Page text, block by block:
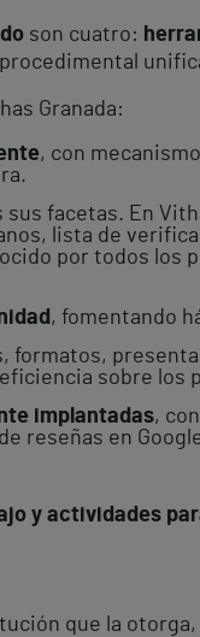
son cuatro:
Granada:
, con
sus facetas. En
lista de
por todos los
, fomentando
formatos,
sobre los
implantadas,
reseñas en
y actividades
que la otorga,